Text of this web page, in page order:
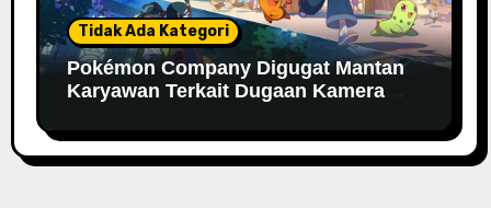
Tidak Ada Kategori
Pokémon Company Digugat Mantan
Karyawan Terkait Dugaan Kamera